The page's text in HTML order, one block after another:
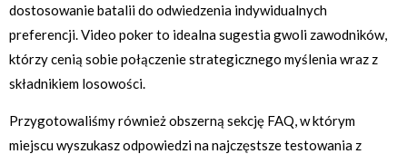
dostosowanie batalii do odwiedzenia indywidualnych
preferencji. Video poker to idealna sugestia gwoli zawodników,
którzy cenią sobie połączenie strategicznego myślenia wraz z
składnikiem losowości.
Przygotowaliśmy również obszerną sekcję FAQ, w którym
miejscu wyszukasz odpowiedzi na najczęstsze testowania z